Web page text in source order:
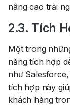
nâng cao trải
2.3. Tích
Một trong
năng tích hợp
như
tích hợp này
khách hàng